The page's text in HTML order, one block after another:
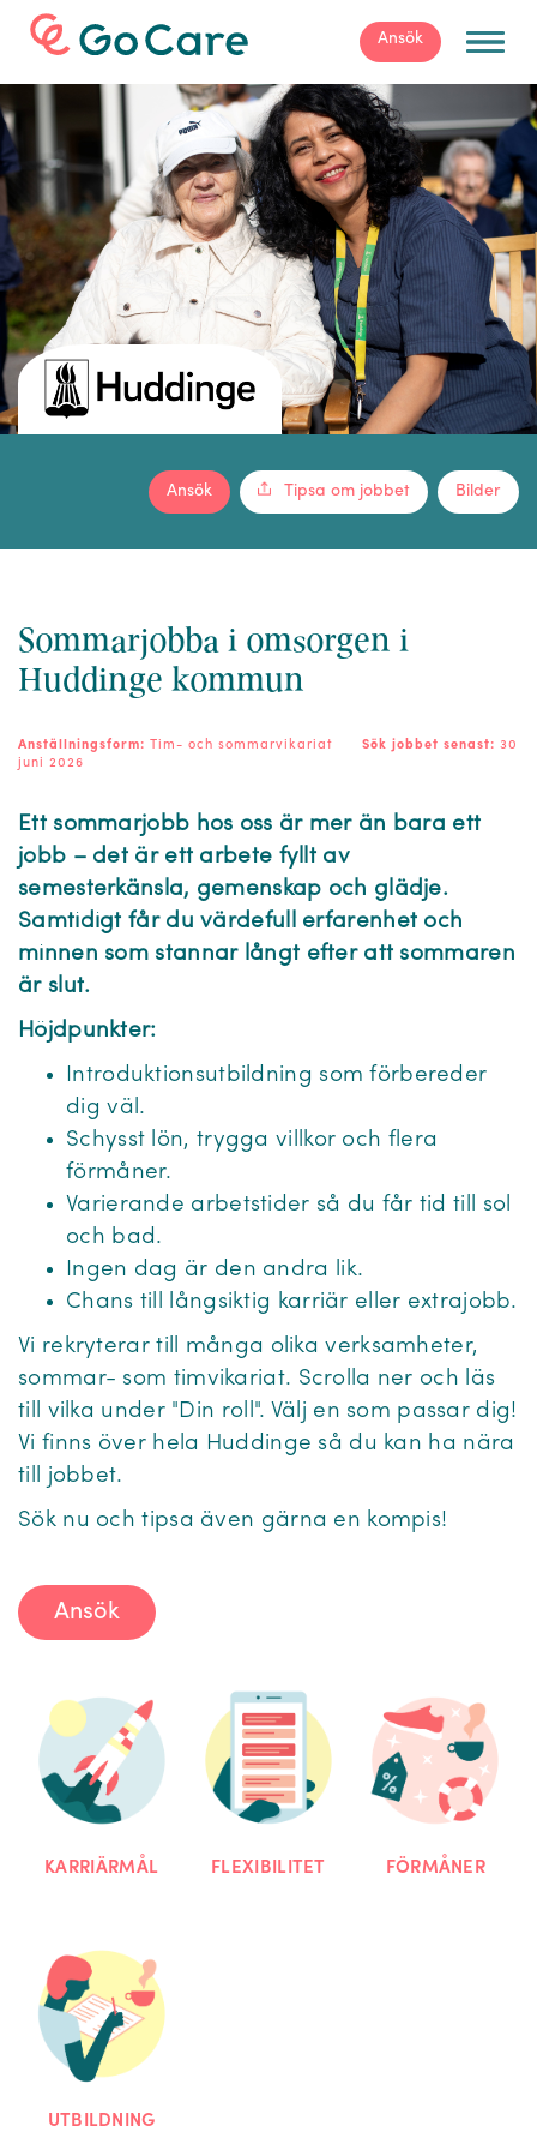
För arbetsgivare Ansök
Bilder
Tipsa om jobbet
Ansök
Sommarjobba i omsorgen i
Huddinge kommun
Anställningsform: Tim- och sommarvikariat Sök jobbet senast: 30
juni 2026
Ett sommarjobb hos oss är mer än bara ett
jobb – det är ett arbete fyllt av
semesterkänsla, gemenskap och glädje.
Samtidigt får du värdefull erfarenhet och
minnen som stannar långt efter att sommaren
är slut.
Höjdpunkter:
Introduktionsutbildning som förbereder
dig väl.
Schysst lön, trygga villkor och flera
förmåner.
Varierande arbetstider så du får tid till sol
och bad.
Ingen dag är den andra lik.
Chans till långsiktig karriär eller extrajobb.
Vi rekryterar till många olika verksamheter,
sommar- som timvikariat. Scrolla ner och läs
till vilka under "Din roll". Välj en som passar dig!
Vi finns över hela Huddinge så du kan ha nära
till jobbet.
Sök nu och tipsa även gärna en kompis!
Ansök
KARRIÄRMÅL FLEXIBILITET FÖRMÅNER
UTBILDNING